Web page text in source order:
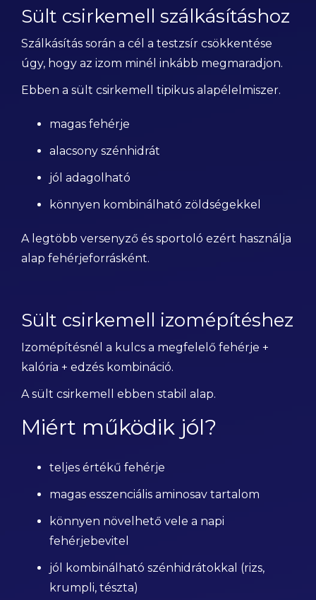
Sült csirkemell szálkásításhoz
Szálkásítás során a cél a testzsír csökkentése
úgy, hogy az izom minél inkább megmaradjon.
Ebben a sült csirkemell tipikus alapélelmiszer.
magas fehérje
alacsony szénhidrát
jól adagolható
könnyen kombinálható zöldségekkel
A legtöbb versenyző és sportoló ezért használja
alap fehérjeforrásként.
Sült csirkemell izomépítéshez
Izomépítésnél a kulcs a megfelelő fehérje +
kalória + edzés kombináció.
A sült csirkemell ebben stabil alap.
Miért működik jól?
teljes értékű fehérje
magas esszenciális aminosav tartalom
könnyen növelhető vele a napi
fehérjebevitel
jól kombinálható szénhidrátokkal (rizs,
krumpli, tészta)